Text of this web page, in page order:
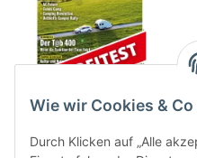
Profitest: Eriba Touring
1,99 €*
Wie wir Cookies &
Durch Klicken auf „Alle